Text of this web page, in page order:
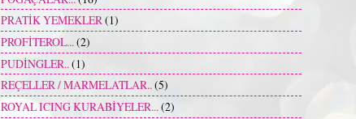
PRATİK YEMEKLER(1)
PROFİTEROL...(2)
PUDİNGLER.. (1)
REÇELLER / MARMELATLAR..(5)
ROYAL ICING KURABİYELER...(2)